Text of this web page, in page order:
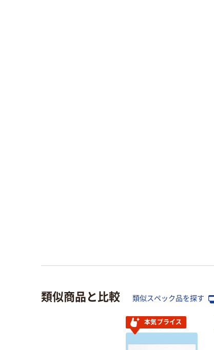
類似商品と比較 類似スペック品を探す
本気プライス